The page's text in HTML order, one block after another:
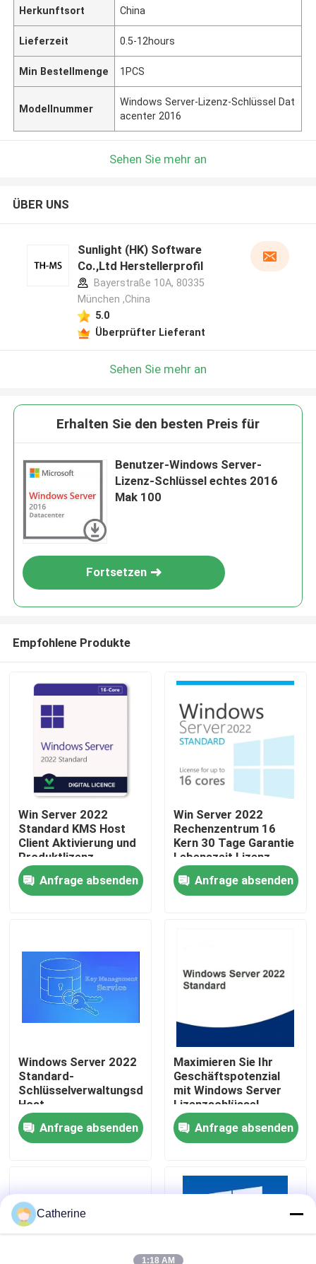
Zu Hause
Produkte
Über uns
Kontakt mit uns
Neuigkeiten
Office 2024 Schlüssel kaufen
Berufsplus des Büros 2021
Herkunftsort China
Lieferzeit 0.5-12hours
Min Bestellmenge 1PCS
Modellnummer
Windows Server-Lizenz-Schlüssel Dat
acenter 2016
Sehen Sie mehr an
ÜBER UNS
Sunlight (HK) Software
Co.,Ltd Herstellerprofil
Bayerstraße 10A, 80335
München ,China
5.0
Überprüfter Lieferant
Sehen Sie mehr an
Erhalten Sie den besten Preis für
Benutzer-Windows Server-
Lizenz-Schlüssel echtes 2016
Mak 100
Fortsetzen
Empfohlene Produkte
Win Server 2022
Standard KMS Host
Client Aktivierung und
Produktlizenz
Schlüssel
Anfrage absenden
Win Server 2022
Rechenzentrum 16
Kern 30 Tage Garantie
Lebenszeit Lizenz
Anfrage absenden
Windows Server 2022
Standard-
Schlüsselverwaltungsdienst
Host-
Aktivierungsschlüssel
Anfrage absenden
Maximieren Sie Ihr
Geschäftspotenzial
mit Windows Server
Lizenzschlüssel
Anfrage absenden
Catherine
1:18 AM